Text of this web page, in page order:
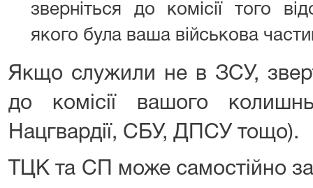
зверніться до комісії того
якого була ваша військова
Якщо служили не в ЗСУ,
до комісії вашого
Нацгвардії, СБУ, ДПСУ тощо).
ТЦК та СП може самостійно